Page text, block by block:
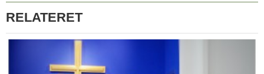
RELATERET